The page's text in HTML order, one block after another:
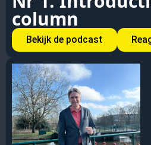
column
Bekijk de podcast